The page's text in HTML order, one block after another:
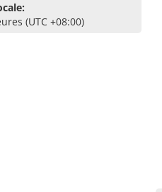
(UTC +08:00)